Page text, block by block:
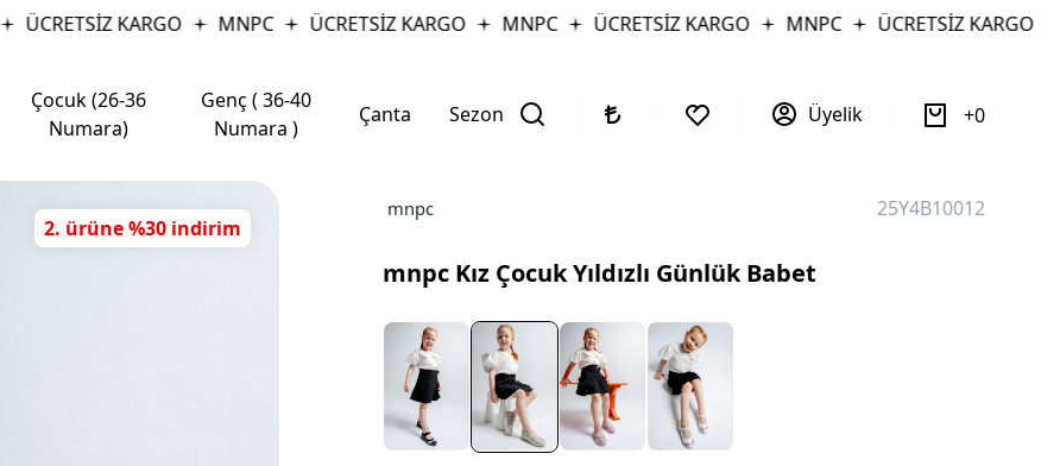
ÜCRETSİZ KARGO MNPC ÜCRETSİZ KARGO MNPC ÜCRETSİZ KARGO MNPC ÜCRETSİZ KARGO
Çocuk (26-36
Numara)
Genç ( 36-40
Numara )
Çanta Sezon Üyelik 0
2. ürüne %30 indirim
mnpc 25Y4B10012
mnpc Kız Çocuk Yıldızlı Günlük Babet